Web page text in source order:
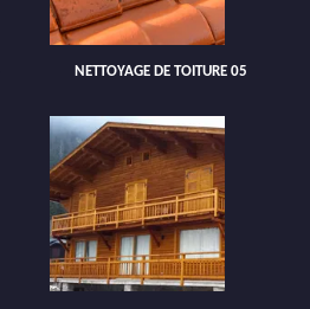
NETTOYAGE DE TOITURE 05